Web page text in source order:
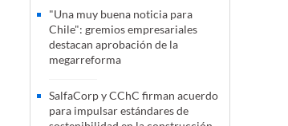
"Una muy buena noticia para
Chile": gremios empresariales
destacan aprobación de la
megarreforma
SalfaCorp y CChC firman acuerdo
para impulsar estándares de